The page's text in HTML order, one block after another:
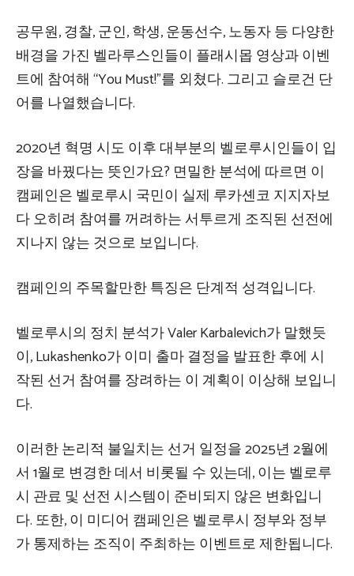
공무원, 경찰, 군인, 학생, 운동선수, 노동자 등 다양한
배경을 가진 벨라루스인들이 플래시몹 영상과 이벤
트에 참여해 “You Must!”를 외쳤다. 그리고 슬로건 단
어를 나열했습니다.
2020년 혁명 시도 이후 대부분의 벨로루시인들이 입
장을 바꿨다는 뜻인가요? 면밀한 분석에 따르면 이
캠페인은 벨로루시 국민이 실제 루카셴코 지지자보
다 오히려 참여를 꺼려하는 서투르게 조직된 선전에
지나지 않는 것으로 보입니다.
캠페인의 주목할만한 특징은 단계적 성격입니다.
벨로루시의 정치 분석가 Valer Karbalevich가 말했듯
이, Lukashenko가 이미 출마 결정을 발표한 후에 시
작된 선거 참여를 장려하는 이 계획이 이상해 보입니
다.
이러한 논리적 불일치는 선거 일정을 2025년 2월에
서 1월로 변경한 데서 비롯될 수 있는데, 이는 벨로루
시 관료 및 선전 시스템이 준비되지 않은 변화입니
다. 또한, 이 미디어 캠페인은 벨로루시 정부와 정부
가 통제하는 조직이 주최하는 이벤트로 제한됩니다.